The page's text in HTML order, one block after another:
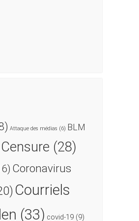
Attaque des médias (6) BLM
Censure (28)
Coronavirus
Courriels
(33) covid-19 (9)